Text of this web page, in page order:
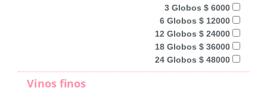
3 Globos $ 6000
6 Globos $ 12000
12 Globos $ 24000
18 Globos $ 36000
24 Globos $ 48000
Vinos finos